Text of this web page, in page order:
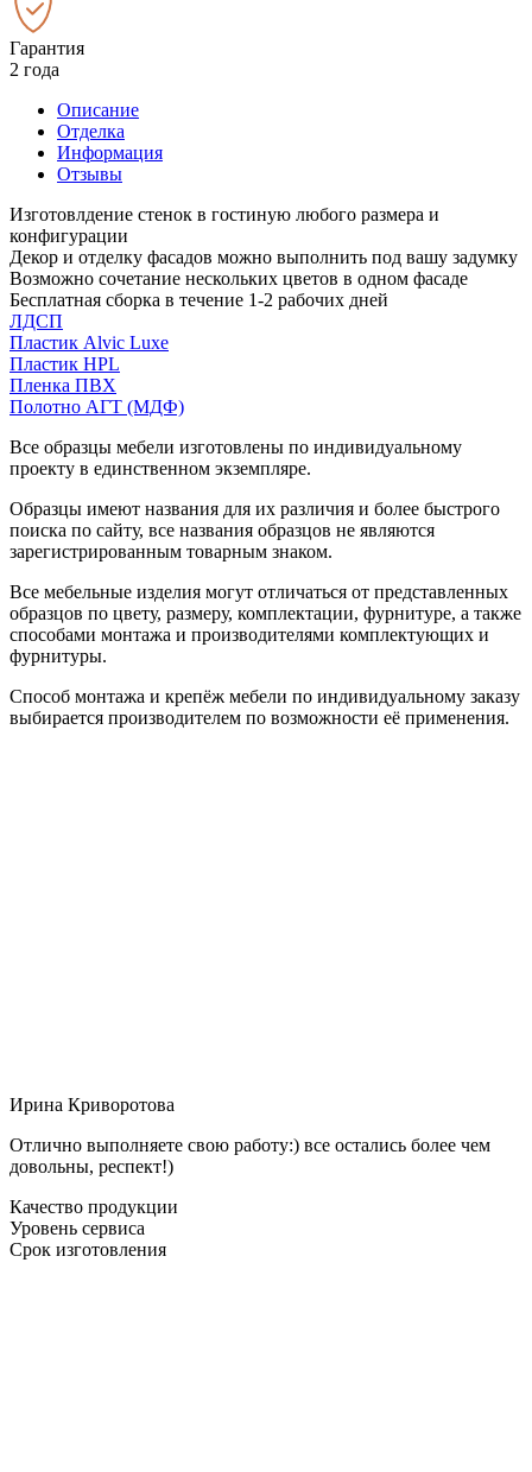
Гарантия
2 года
Описание
Отделка
Информация
Отзывы
Изготовлдение стенок в гостиную любого размера и
конфигурации
Декор и отделку фасадов можно выполнить под вашу задумку
Возможно сочетание нескольких цветов в одном фасаде
Бесплатная сборка в течение 1-2 рабочих дней
ЛДСП
Пластик Alvic Luxe
Пластик HPL
Пленка ПВХ
Полотно АГТ (МДФ)
Все образцы мебели изготовлены по индивидуальному
проекту в единственном экземпляре.
Образцы имеют названия для их различия и более быстрого
поиска по сайту, все названия образцов не являются
зарегистрированным товарным знаком.
Все мебельные изделия могут отличаться от представленных
образцов по цвету, размеру, комплектации, фурнитуре, а также
способами монтажа и производителями комплектующих и
фурнитуры.
Способ монтажа и крепёж мебели по индивидуальному заказу
выбирается производителем по возможности её применения.
Ирина Криворотова
Отлично выполняете свою работу:) все остались более чем
довольны, респект!)
Качество продукции
Уровень сервиса
Срок изготовления